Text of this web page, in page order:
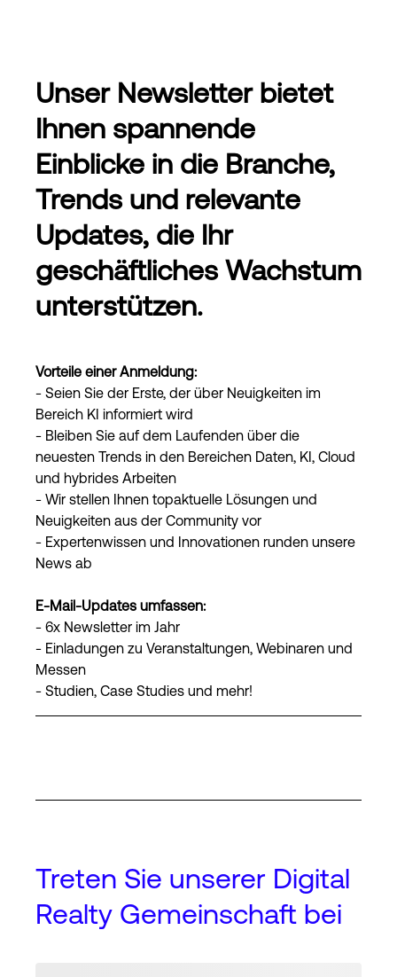
Unser Newsletter bietet
Ihnen spannende
Einblicke in die Branche,
Trends und relevante
Updates, die Ihr
geschäftliches Wachstum
unterstützen.
Vorteile einer Anmeldung:
- Seien Sie der Erste, der über Neuigkeiten im
Bereich KI informiert wird
- Bleiben Sie auf dem Laufenden über die
neuesten Trends in den Bereichen Daten, KI, Cloud
und hybrides Arbeiten
- Wir stellen Ihnen topaktuelle Lösungen und
Neuigkeiten aus der Community vor
- Expertenwissen und Innovationen runden unsere
News ab
E-Mail-Updates umfassen:
- 6x Newsletter im Jahr
- Einladungen zu Veranstaltungen, Webinaren und
Messen
- Studien, Case Studies und mehr!
Treten Sie unserer Digital
Realty Gemeinschaft bei